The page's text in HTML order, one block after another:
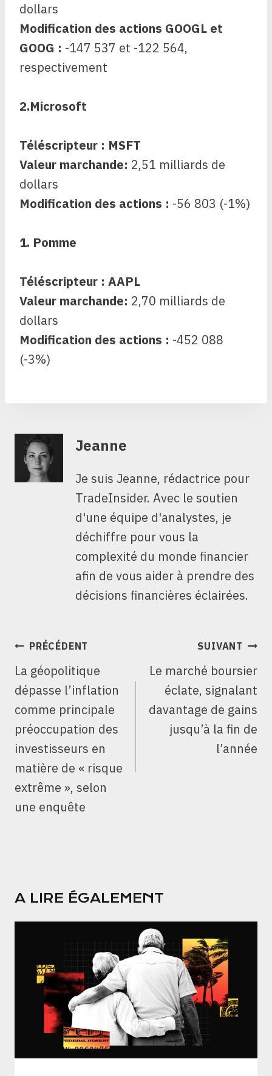
dollars
Modification des actions GOOGL et
GOOG : -147 537 et -122 564,
respectivement
2.Microsoft
Téléscripteur : MSFT
Valeur marchande: 2,51 milliards de
dollars
Modification des actions : -56 803 (-1%)
1. Pomme
Téléscripteur : AAPL
Valeur marchande: 2,70 milliards de
dollars
Modification des actions : -452 088
(-3%)
Jeanne
Je suis Jeanne, rédactrice pour
TradeInsider. Avec le soutien
d'une équipe d'analystes, je
déchiffre pour vous la
complexité du monde financier
afin de vous aider à prendre des
décisions financières éclairées.
NAVIGATION
L’ARTICLE
PRÉCÉDENT
La géopolitique
dépasse l’inflation
comme principale
préoccupation des
investisseurs en
matière de « risque
extrême », selon
une enquête
SUIVANT
Le marché boursier
éclate, signalant
davantage de gains
jusqu’à la fin de
l’année
A LIRE ÉGALEMENT